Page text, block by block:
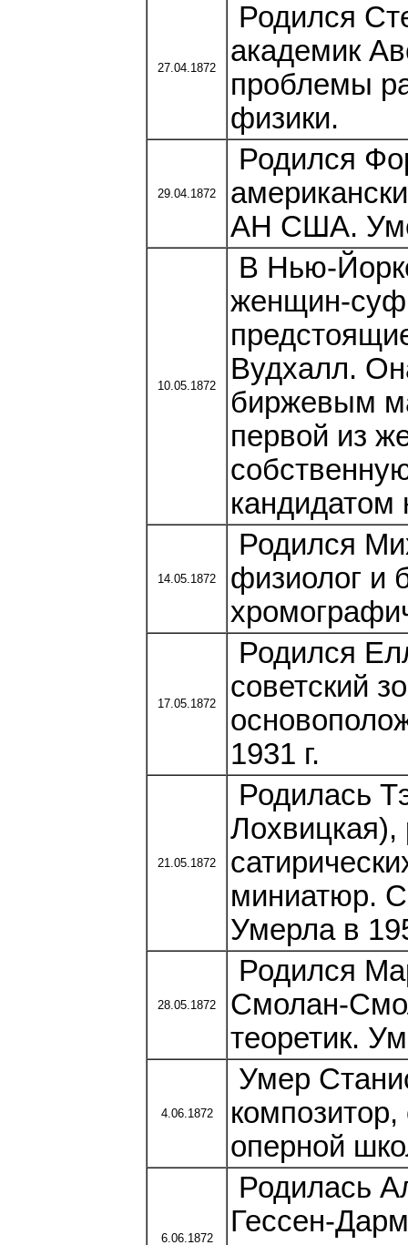
27.04.1872
Родился
академик
проблемы
физики.
29.04.1872
Родился
АН США.
10.05.1872
В Нью-
женщин-
Вудхалл.
биржевым
первой из
кандидатом
14.05.1872
Родился
физиолог и
17.05.1872
Родился
советский
1931 г.
21.05.1872
Родилась
Лохвицкая),
миниатюр. С
Умерла в
28.05.1872
Родился
Смолан-
теоретик.
4.06.1872
Умер
оперной
6.06.1872
Родилась
Гессен-